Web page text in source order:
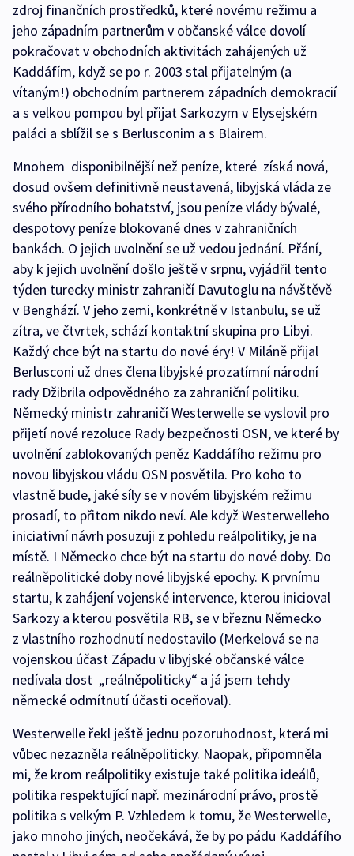
zdroj finančních prostředků, které novému režimu a
jeho západním partnerům v občanské válce dovolí
pokračovat v obchodních aktivitách zahájených už
Kaddáfím, když se po r. 2003 stal přijatelným (a
vítaným!) obchodním partnerem západních demokracií
a s velkou pompou byl přijat Sarkozym v Elysejském
paláci a sblížil se s Berlusconim a s Blairem.
Mnohem disponibilnější než peníze, které získá nová,
dosud ovšem definitivně neustavená, libyjská vláda ze
svého přírodního bohatství, jsou peníze vlády bývalé,
despotovy peníze blokované dnes v zahraničních
bankách. O jejich uvolnění se už vedou jednání. Přání,
aby k jejich uvolnění došlo ještě v srpnu, vyjádřil tento
týden turecky ministr zahraničí Davutoglu na návštěvě
v Benghází. V jeho zemi, konkrétně v Istanbulu, se už
zítra, ve čtvrtek, schází kontaktní skupina pro Libyi.
Každý chce být na startu do nové éry! V Miláně přijal
Berlusconi už dnes člena libyjské prozatímní národní
rady Džibrila odpovědného za zahraniční politiku.
Německý ministr zahraničí Westerwelle se vyslovil pro
přijetí nové rezoluce Rady bezpečnosti OSN, ve které by
uvolnění zablokovaných peněz Kaddáfího režimu pro
novou libyjskou vládu OSN posvětila. Pro koho to
vlastně bude, jaké síly se v novém libyjském režimu
prosadí, to přitom nikdo neví. Ale když Westerwelleho
iniciativní návrh posuzuji z pohledu reálpolitiky, je na
místě. I Německo chce být na startu do nové doby. Do
reálněpolitické doby nové libyjské epochy. K prvnímu
startu, k zahájení vojenské intervence, kterou inicioval
Sarkozy a kterou posvětila RB, se v březnu Německo
z vlastního rozhodnutí nedostavilo (Merkelová se na
vojenskou účast Západu v libyjské občanské válce
nedívala dost „reálněpoliticky“ a já jsem tehdy
německé odmítnutí účasti oceňoval).
Westerwelle řekl ještě jednu pozoruhodnost, která mi
vůbec nezazněla reálněpoliticky. Naopak, připomněla
mi, že krom reálpolitiky existuje také politika ideálů,
politika respektující např. mezinárodní právo, prostě
politika s velkým P. Vzhledem k tomu, že Westerwelle,
jako mnoho jiných, neočekává, že by po pádu Kaddáfího